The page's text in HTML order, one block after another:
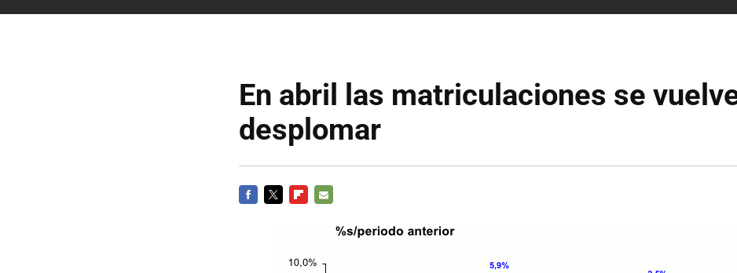
En abril las matriculaciones se
desplomar
MAIL